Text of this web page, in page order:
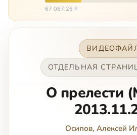
детьми или родителями, семьи
67 087,26 ₽
ОТДЕЛЬНАЯ
О прелести
Осипов, Алексей